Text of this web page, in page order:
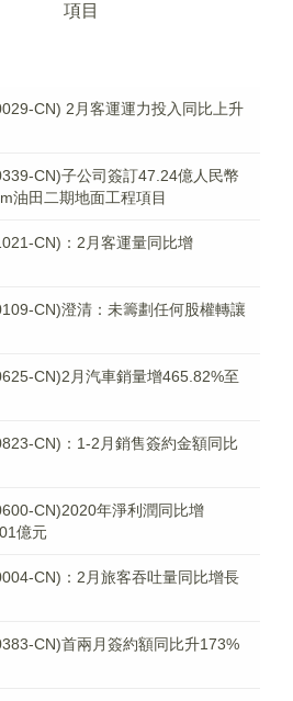
項目
CN) 2月客運運力投入同比上升
CN)子公司簽訂47.24億人民幣
油田二期地面工程項目
CN)：2月客運量同比增
CN)澄清：未籌劃任何股權轉讓
CN)2月汽車銷量增465.82%至
CN)：1-2月銷售簽約金額同比
CN)2020年淨利潤同比增
億元
CN)：2月旅客吞吐量同比增長
CN)首兩月簽約額同比升173%